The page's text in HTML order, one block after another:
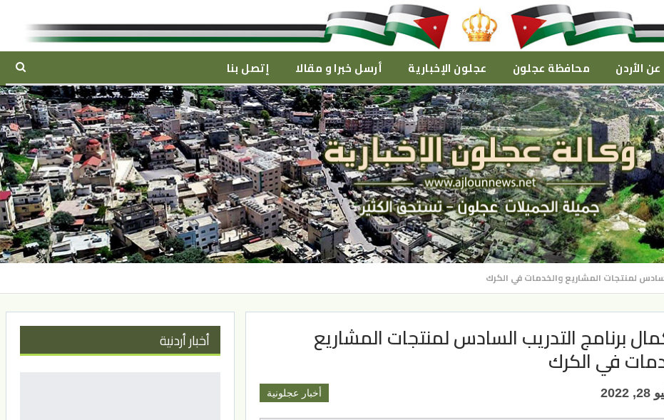
عن الأردن محافظة عجلون عجلون الإخبارية أرسل خبرا و مقالا إتصل بنا
لمنتجات المشاريع والخدمات في الكرك
برنامج التدريب السادس لمنتجات المشاريع
في الكرك
أخبار عجلونية 2022
أخبار أردنية